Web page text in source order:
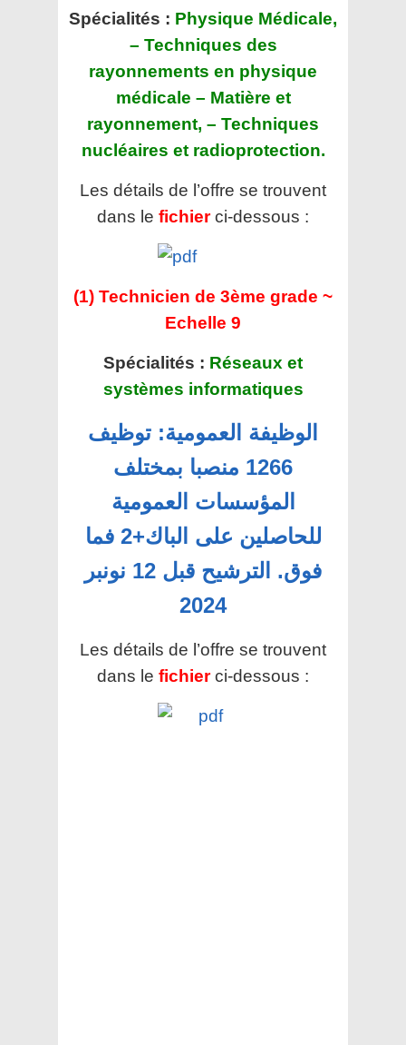
Spécialités : Physique Médicale,
– Techniques des
rayonnements en physique
médicale – Matière et
rayonnement, – Techniques
nucléaires et radioprotection.
Les détails de l’offre se trouvent
dans le fichier ci-dessous :
(1) Technicien de 3ème grade ~
Echelle 9
Spécialités : Réseaux et
systèmes informatiques
الوظيفة العمومية: توظيف
1266 منصبا بمختلف
المؤسسات العمومية
للحاصلين على الباك+2 فما
فوق. الترشيح قبل 12 نونبر
2024
Les détails de l’offre se trouvent
dans le fichier ci-dessous :